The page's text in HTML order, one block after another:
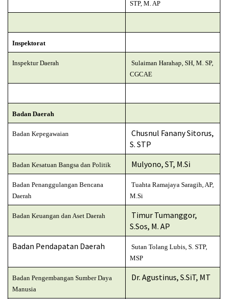
STP, M. AP
Inspektorat
Inspektur Daerah
Sulaiman Harahap, SH, M. SP,
CGCAE
Badan Daerah
Badan Kepegawaian
Chusnul Fanany Sitorus,
S. STP
Badan Kesatuan Bangsa dan Politik Mulyono, ST, M.Si
Badan Penanggulangan Bencana
Daerah
Tuahta Ramajaya Saragih, AP,
M.Si
Badan Keuangan dan Aset Daerah
Timur Tumanggor,
S.Sos, M. AP
Badan Pendapatan Daerah
Sutan Tolang Lubis, S. STP,
MSP
Badan Pengembangan Sumber Daya
Manusia
Dr. Agustinus, S.SiT, MT